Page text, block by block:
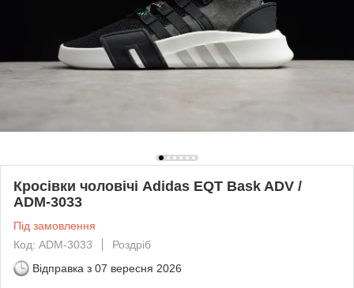
Кросівки чоловічі Adidas EQT Bask ADV /
ADM-3033
Під замовлення
Код: ADM-3033
Роздріб
Відправка з 07 вересня 2026